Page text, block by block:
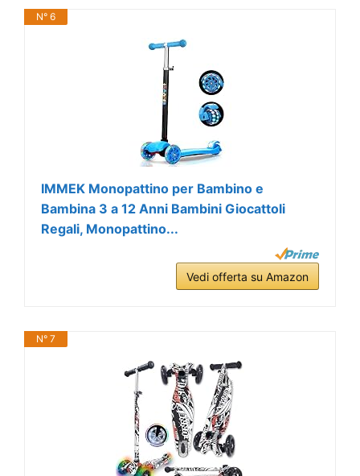
N° 6
IMMEK Monopattino per Bambino e
Bambina 3 a 12 Anni Bambini Giocattoli
Regali, Monopattino...
Vedi offerta su Amazon
N° 7